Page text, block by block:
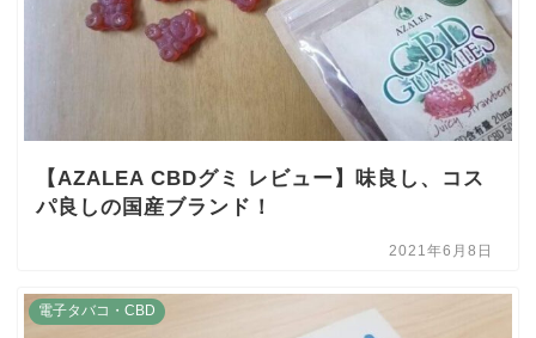
【AZALEA CBDグミ レビュー】味良し、コス
パ良しの国産ブランド！
2021年6月8日
電子タバコ・CBD